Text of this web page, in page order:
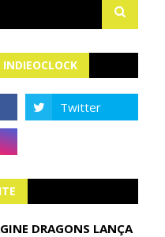
DRAGONS LANÇA